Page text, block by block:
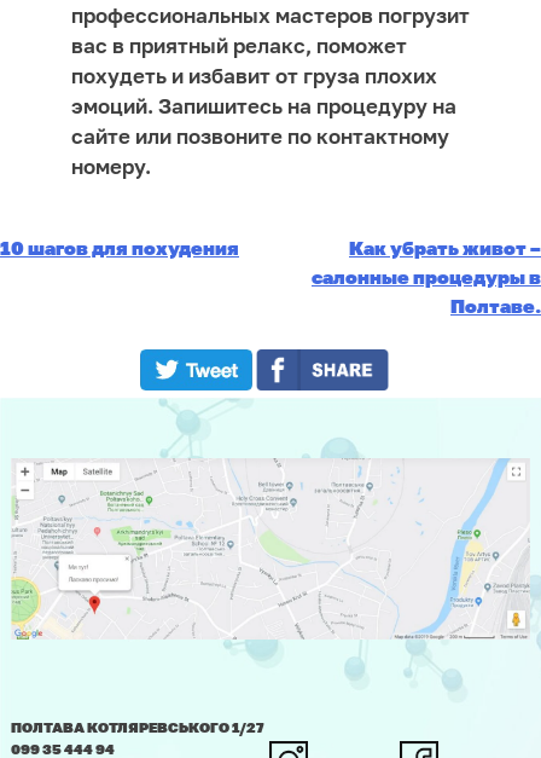
профессиональных мастеров погрузит
вас в приятный релакс, поможет
похудеть и избавит от груза плохих
эмоций. Запишитесь на процедуру на
сайте или позвоните по контактному
номеру.
Post
10 шагов для похудения
Как убрать живот –
салонные процедуры в
Полтаве.
ПОЛТАВА КОТЛЯРЕВСЬКОГО 1/27
099 35 444 94